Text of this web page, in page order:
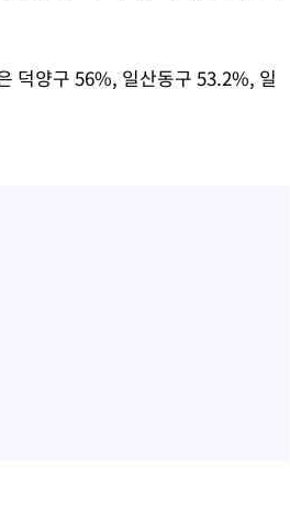
덕양구 56%, 일산동구 53.2%, 일